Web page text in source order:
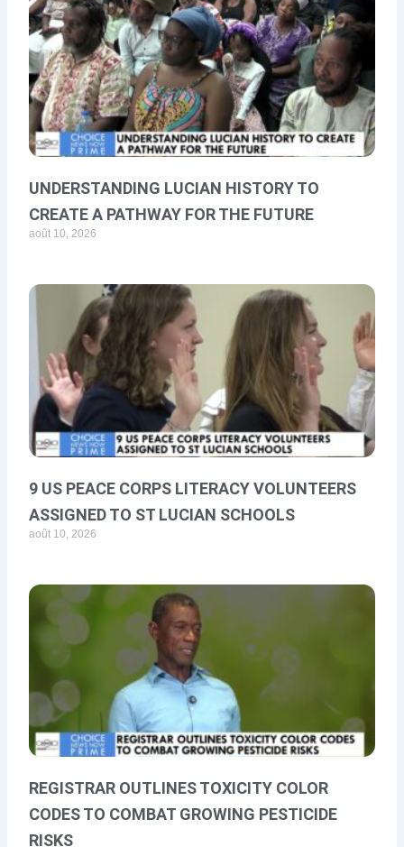
UNDERSTANDING LUCIAN HISTORY TO
CREATE A PATHWAY FOR THE FUTURE
août 10, 2026
9 US PEACE CORPS LITERACY VOLUNTEERS
ASSIGNED TO ST LUCIAN SCHOOLS
août 10, 2026
REGISTRAR OUTLINES TOXICITY COLOR
CODES TO COMBAT GROWING PESTICIDE
RISKS